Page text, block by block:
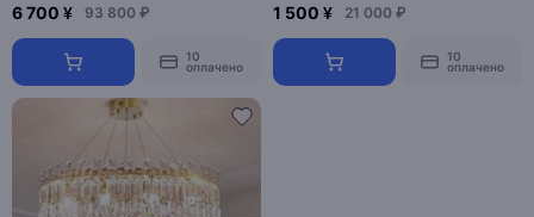
6 700 ¥ 93 800 ₽
10
оплачено
1 500 ¥ 21 000 ₽
10
оплачено